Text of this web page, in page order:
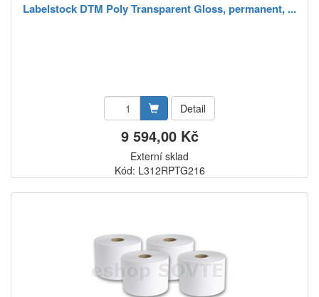
Labelstock DTM Poly Transparent Gloss, permanent, ...
Detail
9 594,00 Kč
Externí sklad
Kód: L312RPTG216